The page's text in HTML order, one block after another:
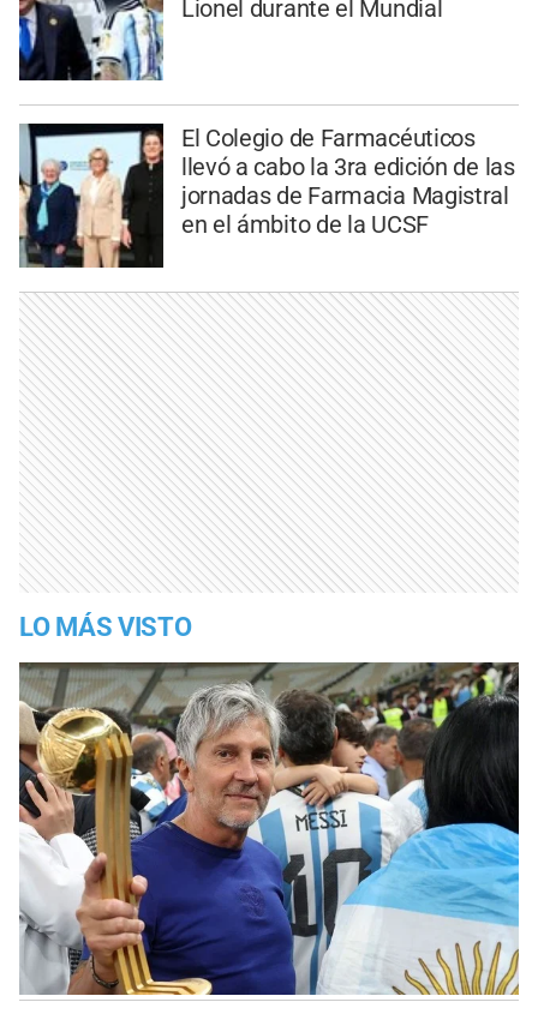
Lionel durante el Mundial
El Colegio de Farmacéuticos
llevó a cabo la 3ra edición de las
jornadas de Farmacia Magistral
en el ámbito de la UCSF
LO MÁS VISTO